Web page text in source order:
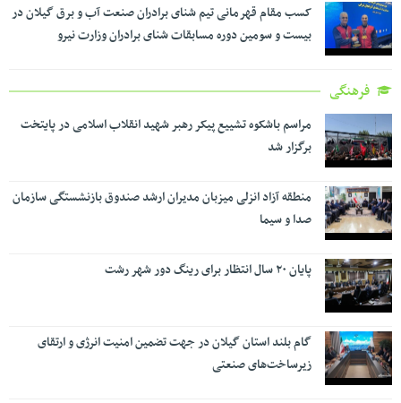
کسب مقام قهرمانی تیم شنای برادران صنعت آب و برق گیلان در
بیست و سومین دوره مسابقات شنای برادران وزارت نیرو
فرهنگی
مراسم باشکوه تشییع پیکر رهبر شهید انقلاب اسلامی در پایتخت
برگزار شد
منطقه آزاد انزلی میزبان مدیران ارشد صندوق بازنشستگی سازمان
صدا و سیما
پایان ۲۰ سال انتظار برای رینگ دور شهر رشت
گام بلند استان گیلان در جهت تضمین امنیت انرژی و ارتقای
زیرساخت‌های صنعتی